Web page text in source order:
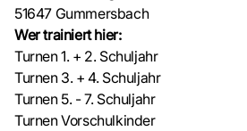
51647 Gummersbach
Wer trainiert hier:
Turnen 1. + 2. Schuljahr
Turnen 3. + 4. Schuljahr
Turnen 5. - 7. Schuljahr
Turnen Vorschulkinder